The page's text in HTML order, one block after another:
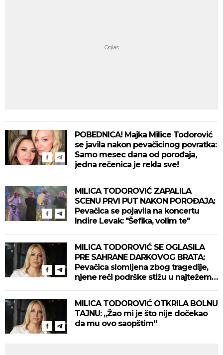
POBEDNICA! Majka Milice Todorović
se javila nakon pevačicinog povratka:
Samo mesec dana od porođaja,
jedna rečenica je rekla sve!
MILICA TODOROVIĆ ZAPALILA
SCENU PRVI PUT NAKON POROĐAJA:
Pevačica se pojavila na koncertu
Indire Levak: "Šefika, volim te"
MILICA TODOROVIĆ SE OGLASILA
PRE SAHRANE DARKOVOG BRATA:
Pevačica slomljena zbog tragedije,
njene reči podrške stižu u najtežem
MILICA TODOROVIĆ OTKRILA BOLNU
TAJNU: „Žao mi je što nije dočekao
da mu ovo saopštim“